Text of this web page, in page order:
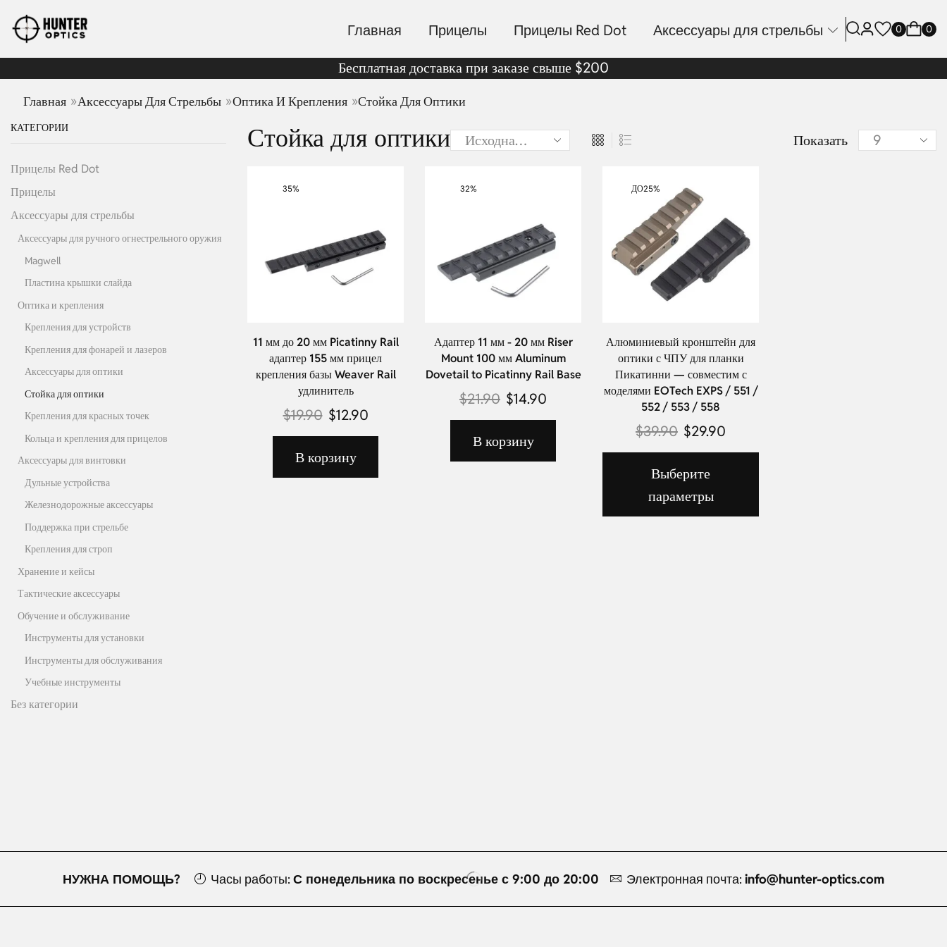
Главная Прицелы Прицелы Red Dot Аксессуары для стрельбы 0 0
Бесплатная доставка при заказе свыше $200
Главная »Аксессуары Для Стрельбы »Оптика И Крепления »Стойка Для Оптики
Стойка для оптики Показать
35%
11 мм до 20 мм Picatinny Rail
адаптер 155 мм прицел
крепления базы Weaver Rail
удлинитель
$19.90 $12.90
В корзину
32%
Адаптер 11 мм - 20 мм Riser
Mount 100 мм Aluminum
Dovetail to Picatinny Rail Base
$21.90 $14.90
В корзину
ДО25%
Алюминиевый кронштейн для
оптики с ЧПУ для планки
Пикатинни — совместим с
моделями EOTech EXPS / 551 /
552 / 553 / 558
$39.90 $29.90
Выберите
параметры
КАТЕГОРИИ
Прицелы Red Dot
Прицелы
Аксессуары для стрельбы
Аксессуары для ручного огнестрельного оружия
Magwell
Пластина крышки слайда
Оптика и крепления
Крепления для устройств
Крепления для фонарей и лазеров
Аксессуары для оптики
Стойка для оптики
Крепления для красных точек
Кольца и крепления для прицелов
Аксессуары для винтовки
Дульные устройства
Железнодорожные аксессуары
Поддержка при стрельбе
Крепления для строп
Хранение и кейсы
Тактические аксессуары
Обучение и обслуживание
Инструменты для установки
Инструменты для обслуживания
Учебные инструменты
Без категории
НУЖНА ПОМОЩЬ? Часы работы: С понедельника по воскресенье с 9:00 до 20:00 Электронная почта: info@hunter-optics.com